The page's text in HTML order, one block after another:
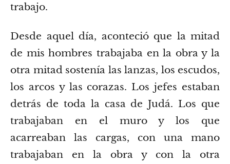
trabajo.
Desde aquel día, aconteció que la mitad
de mis hombres trabajaba en la obra y la
otra mitad sostenía las lanzas, los escudos,
los arcos y las corazas. Los jefes estaban
detrás de toda la casa de Judá. Los que
trabajaban en el muro y los que
acarreaban las cargas, con una mano
trabajaban en la obra y con la otra